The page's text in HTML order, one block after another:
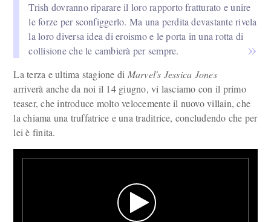
Trish dovranno riparare il loro rapporto fratturato e unire
le forze per sconfiggerlo. Ma una perdita devastante rivela
la loro diversa idea di eroismo e le porta in una rotta di
collisione che le cambierà per sempre.
La terza e ultima stagione di Marvel's Jessica Jones
arriverà anche da noi il 14 giugno, vi lasciamo con il primo
teaser, che introduce molto velocemente il nuovo villain, che
la chiama una truffatrice e una traditrice, concludendo che per
lei è finita.